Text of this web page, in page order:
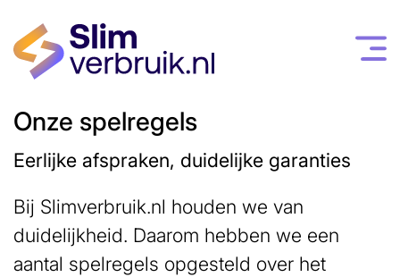
Onze spelregels
Eerlijke afspraken, duidelijke garanties
Bij Slimverbruik.nl houden we van
duidelijkheid. Daarom hebben we een
aantal spelregels opgesteld over het